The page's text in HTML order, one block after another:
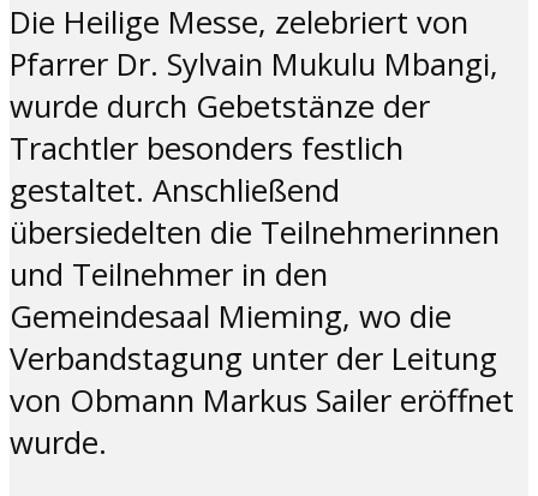
Die Heilige Messe, zelebriert von
Pfarrer Dr. Sylvain Mukulu Mbangi,
wurde durch Gebetstänze der
Trachtler besonders festlich
gestaltet. Anschließend
übersiedelten die Teilnehmerinnen
und Teilnehmer in den
Gemeindesaal Mieming, wo die
Verbandstagung unter der Leitung
von Obmann Markus Sailer eröffnet
wurde.